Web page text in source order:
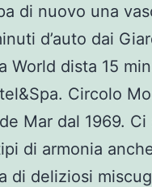
di nuovo una
d’auto dai
World dista 15
Circolo
Mar dal 1969. Ci
di armonia
di deliziosi